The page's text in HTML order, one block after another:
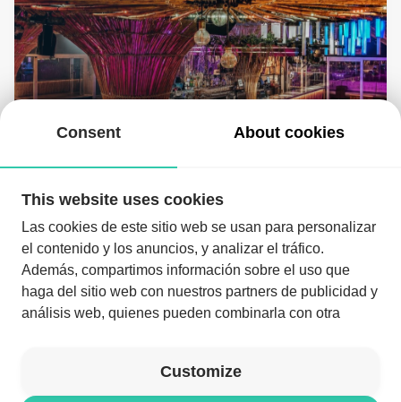
11:00 PM- 07:00 AM
Consent About cookies
This website uses cookies
Las cookies de este sitio web se usan para personalizar
el contenido y los anuncios, y analizar el tráfico.
Además, compartimos información sobre el uso que
haga del sitio web con nuestros partners de publicidad y
análisis web, quienes pueden combinarla con otra
Customize